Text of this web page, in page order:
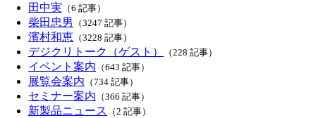
田中実 （6 記事）
柴田忠男 （3247 記事）
濱村和恵 （3228 記事）
デジクリトーク（ゲスト） （228 記事）
イベント案内 （643 記事）
展覧会案内 （734 記事）
セミナー案内 （366 記事）
新製品ニュース （2 記事）